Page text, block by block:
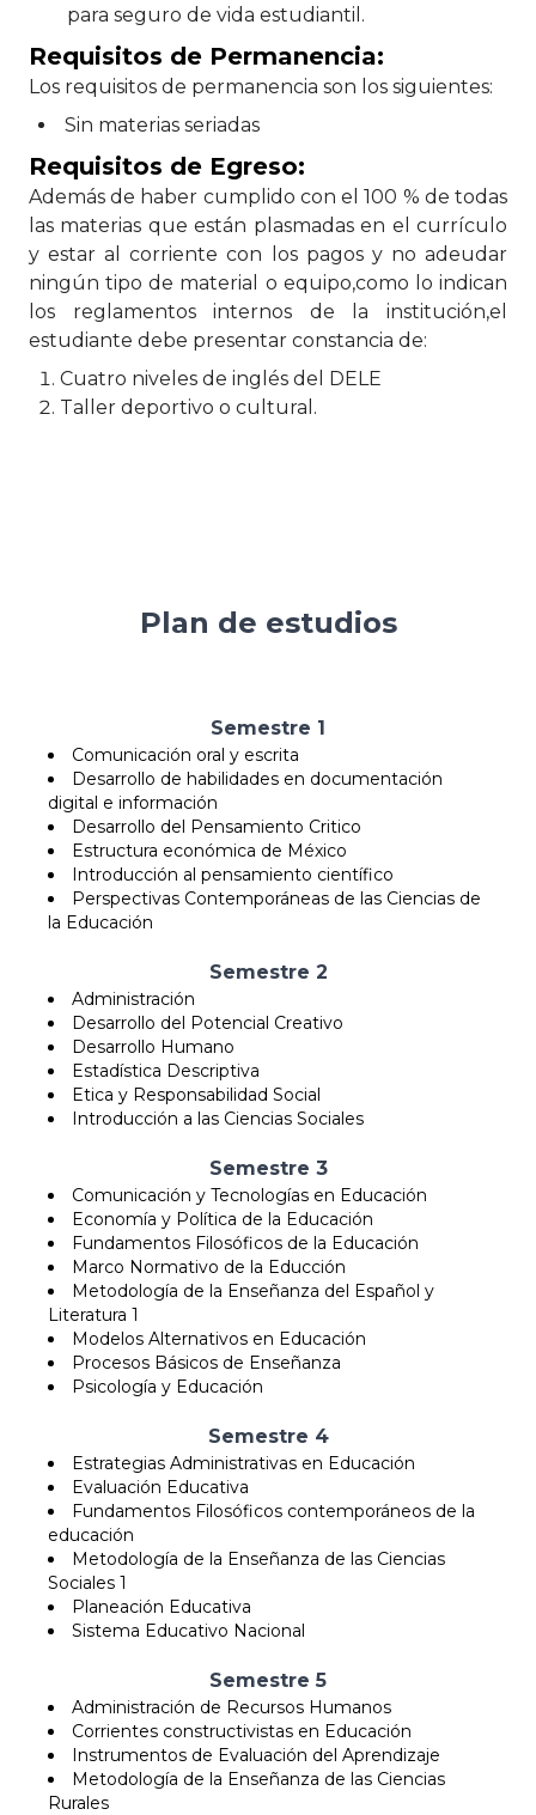
para seguro de vida estudiantil.
Requisitos de Permanencia:
Los requisitos de permanencia son los siguientes:
Sin materias seriadas
Requisitos de Egreso:
Además de haber cumplido con el 100 % de todas
las materias que están plasmadas en el currículo
y estar al corriente con los pagos y no adeudar
ningún tipo de material o equipo,como lo indican
los reglamentos internos de la institución,el
estudiante debe presentar constancia de:
Cuatro niveles de inglés del DELE
Taller deportivo o cultural.
Plan de estudios
Semestre 1
Comunicación oral y escrita
Desarrollo de habilidades en documentación
digital e información
Desarrollo del Pensamiento Critico
Estructura económica de México
Introducción al pensamiento científico
Perspectivas Contemporáneas de las Ciencias de
la Educación
Semestre 2
Administración
Desarrollo del Potencial Creativo
Desarrollo Humano
Estadística Descriptiva
Etica y Responsabilidad Social
Introducción a las Ciencias Sociales
Semestre 3
Comunicación y Tecnologías en Educación
Economía y Política de la Educación
Fundamentos Filosóficos de la Educación
Marco Normativo de la Educción
Metodología de la Enseñanza del Español y
Literatura 1
Modelos Alternativos en Educación
Procesos Básicos de Enseñanza
Psicología y Educación
Semestre 4
Estrategias Administrativas en Educación
Evaluación Educativa
Fundamentos Filosóficos contemporáneos de la
educación
Metodología de la Enseñanza de las Ciencias
Sociales 1
Planeación Educativa
Sistema Educativo Nacional
Semestre 5
Administración de Recursos Humanos
Corrientes constructivistas en Educación
Instrumentos de Evaluación del Aprendizaje
Metodología de la Enseñanza de las Ciencias
Rurales